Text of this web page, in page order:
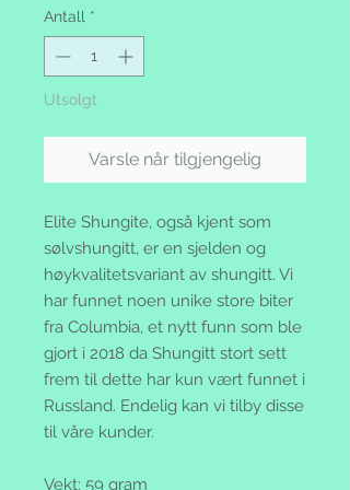
Antall *
Utsolgt
Varsle når tilgjengelig
Elite Shungite, også kjent som
sølvshungitt, er en sjelden og
høykvalitetsvariant av shungitt. Vi
har funnet noen unike store biter
fra Columbia, et nytt funn som ble
gjort i 2018 da Shungitt stort sett
frem til dette har kun vært funnet i
Russland. Endelig kan vi tilby disse
til våre kunder.
Vekt: 59 gram